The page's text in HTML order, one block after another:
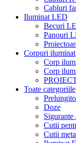
Cabluri
Iluminat LED
Becuri
Panouri
Corpuri iluminat
Corp
Corp
Toate categoriile
Doze
Sigurante
Cutii
Cutii